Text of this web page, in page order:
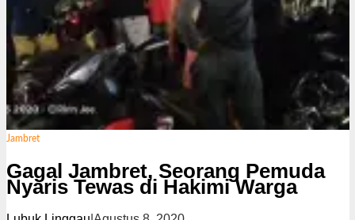
Jambret
Gagal Jambret, Seorang Pemuda
Nyaris Tewas di Hakimi Warga